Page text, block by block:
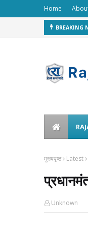
Home
BREAKING
मुख्यपृष्ठ Latest
Unknown